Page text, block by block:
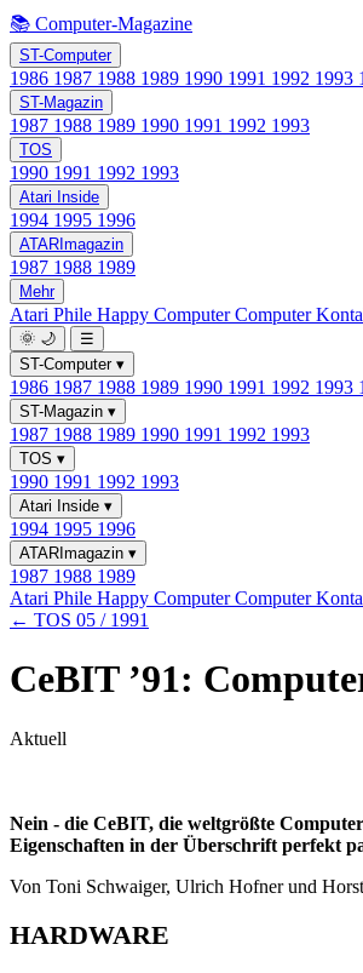
📚 Computer-Magazine
ST-Computer
1986 1987 1988 1989 1990 1991 1992 1993
ST-Magazin
1987 1988 1989 1990 1991 1992 1993
TOS
1990 1991 1992 1993
Atari Inside
1994 1995 1996
ATARImagazin
1987 1988 1989
Mehr
Atari Phile Happy ComputerComputer
🌞 🌙
☰
ST-Computer ▾
1986 1987 1988 1989 1990 1991 1992 1993
ST-Magazin ▾
1987 1988 1989 1990 1991 1992 1993
TOS ▾
1990 1991 1992 1993
Atari Inside ▾
1994 1995 1996
ATARImagazin ▾
1987 1988 1989
Atari Phile Happy ComputerComputer
← TOS 05 / 1991
CeBIT ’91:
Aktuell
Nein - die CeBIT, die weltgrößte
Eigenschaften in der Überschrift perfekt
Von Toni Schwaiger, Ulrich Hofner und
HARDWARE